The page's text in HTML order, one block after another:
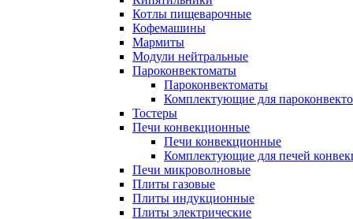
Котлы пищеварочные
Кофемашины
Мармиты
Модули нейтральные
Пароконвектоматы
Пароконвектоматы
Комплектующие для
Тостеры
Печи конвекционные
Печи конвекционные
Комплектующие для печей
Печи микроволновые
Плиты газовые
Плиты индукционные
Плиты электрические